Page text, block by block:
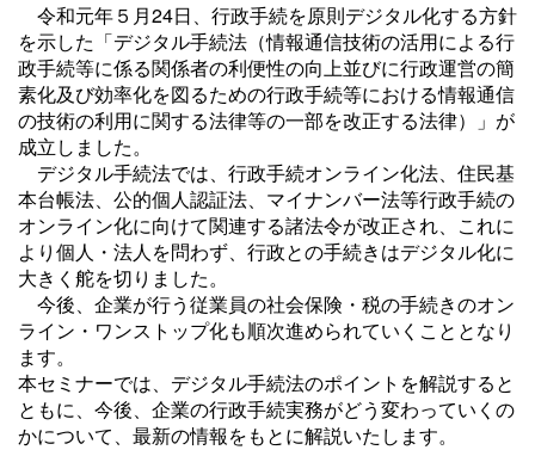
令和元年５月24日、行政手続を原則デジタル化する方針
を示した「デジタル手続法（情報通信技術の活用による行
政手続等に係る関係者の利便性の向上並びに行政運営の簡
素化及び効率化を図るための行政手続等における情報通信
の技術の利用に関する法律等の一部を改正する法律）」が
成立しました。
デジタル手続法では、行政手続オンライン化法、住民基
本台帳法、公的個人認証法、マイナンバー法等行政手続の
オンライン化に向けて関連する諸法令が改正され、これに
より個人・法人を問わず、行政との手続きはデジタル化に
大きく舵を切りました。
今後、企業が行う従業員の社会保険・税の手続きのオン
ライン・ワンストップ化も順次進められていくこととなり
ます。
本セミナーでは、デジタル手続法のポイントを解説すると
ともに、今後、企業の行政手続実務がどう変わっていくの
かについて、最新の情報をもとに解説いたします。